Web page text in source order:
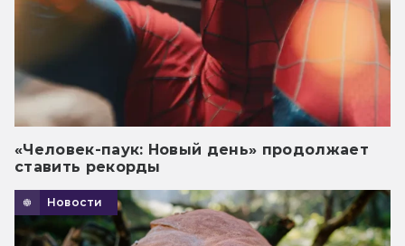
«Человек-паук: Новый день» продолжает
ставить рекорды
Новости